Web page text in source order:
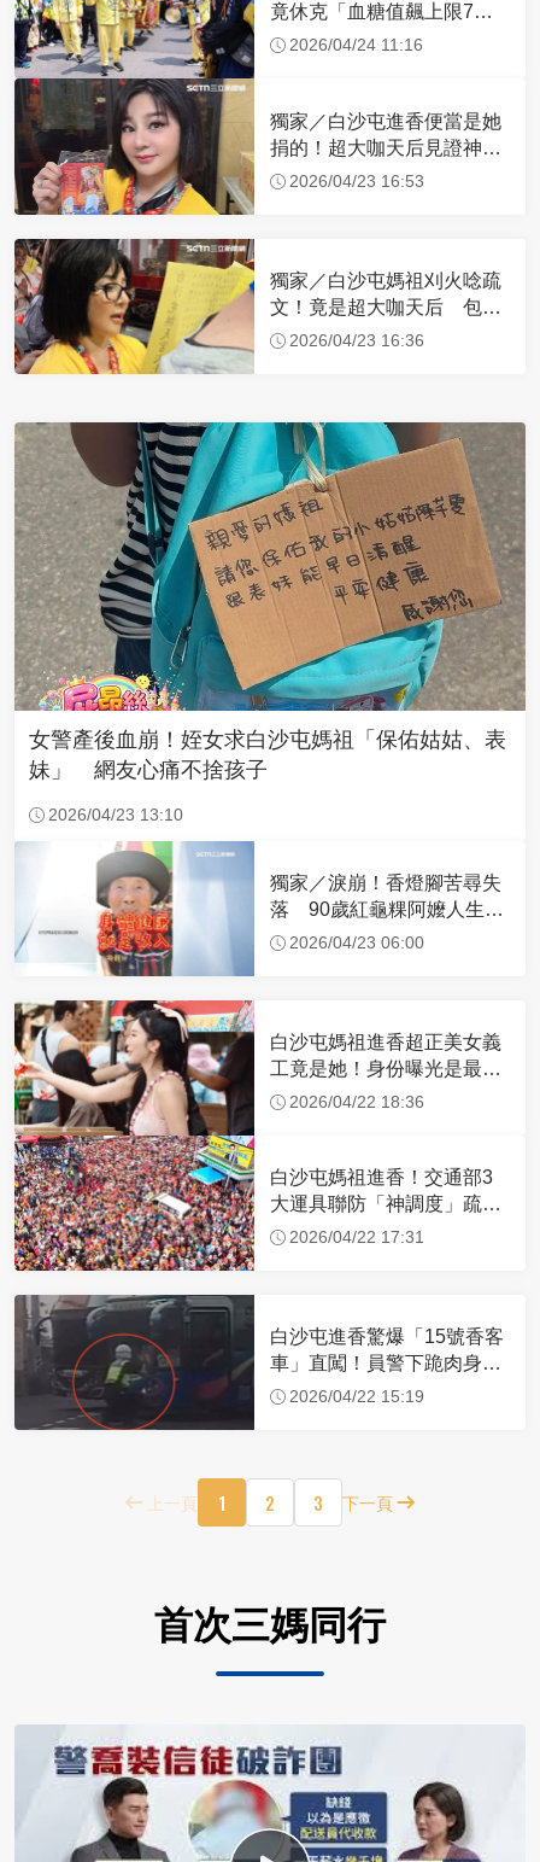
竟休克「血糖值飆上限7
倍」 醫曝原因
2026/04/24 11:16
獨家／白沙屯進香便當是她
捐的！超大咖天后見證神
蹟 一靠近媽祖就爆哭
2026/04/23 16:53
獨家／白沙屯媽祖刈火唸疏
文！竟是超大咖天后 包尿
布忍尿5小時不喊累
2026/04/23 16:36
女警產後血崩！姪女求白沙屯媽祖「保佑姑姑、表
妹」 網友心痛不捨孩子
2026/04/23 13:10
獨家／淚崩！香燈腳苦尋失
落 90歲紅龜粿阿嬤人生謝
幕2026/04/23 06:00
白沙屯媽祖進香超正美女義
工竟是她！身份曝光是最美
禮生 一輩子不結婚
2026/04/22 18:36
白沙屯媽祖進香！交通部3
大運具聯防「神調度」疏運
32.1萬創新高
2026/04/22 17:31
白沙屯進香驚爆「15號香客
車」直闖！員警下跪肉身擋
車：讓行人先過
2026/04/22 15:19
上一頁 1 2 3 下一頁
首次三媽同行